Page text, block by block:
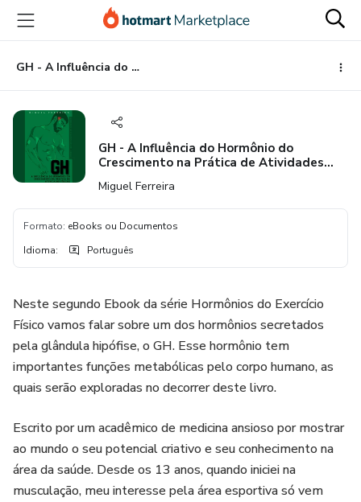
para
conteúdo
principal
para
pagamento
para
rodapé
GH - A Influência do Hormônio do Crescimento na Prática de Atividades Físicas
GH - A Influência do Hormônio do
Crescimento na Prática de Atividades
Miguel Ferreira
Formato: eBooks ou Documentos
Idioma: Português
Neste segundo Ebook da série Hormônios do Exercício
Físico vamos falar sobre um dos hormônios secretados
pela glândula hipófise, o GH. Esse hormônio tem
importantes funções metabólicas pelo corpo humano, as
quais serão exploradas no decorrer deste livro.
Escrito por um acadêmico de medicina ansioso por mostrar
ao mundo o seu potencial criativo e seu conhecimento na
área da saúde. Desde os 13 anos, quando iniciei na
musculação, meu interesse pela área esportiva só vem